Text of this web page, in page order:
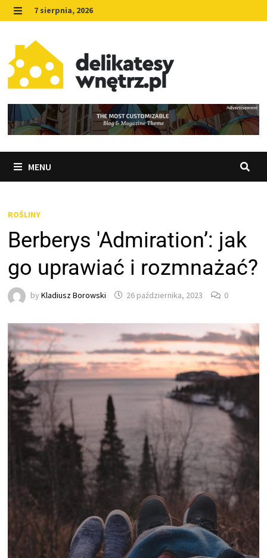
Skip
to
content
MENU
7 sierpnia, 2026
MENU
ROŚLINY
Berberys 'Admiration’: jak
go uprawiać i rozmnażać?
byKladiusz Borowski 26 października, 2023 0